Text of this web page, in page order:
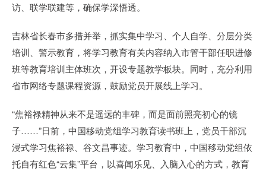
访、联学联建等，确保学深悟透。
吉林省长春市多措并举，抓实集中学习、个人自学、分层分类
培训、警示教育，将学习教育有关内容纳入市管干部任职进修
班等教育培训主体班次，开设专题教学板块。同时，充分利用
省市网络专题课程资源，鼓励党员开展线上学习。
“焦裕禄精神从来不是遥远的丰碑，而是面前照亮初心的镜
子……”日前，中国移动党组学习教育读书班上，党员干部沉
浸式学习焦裕禄、谷文昌事迹。学习教育中，中国移动党组依
托自有红色“云集”平台，以喜闻乐见、入脑入心的方式，教育